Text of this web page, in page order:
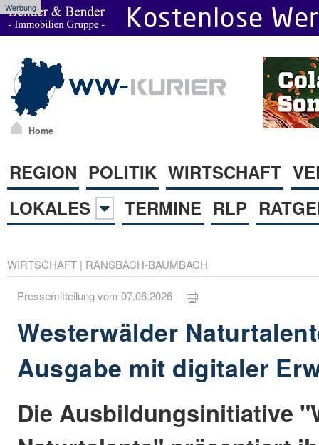
Werbung
Home
REGION POLITIK WIRTSCHAFT
LOKALES
TERMINE RLP
WIRTSCHAFT | RANSBACH-BAUMBACH
Pressemitteilung vom 07.06.2026
Westerwälder
Ausgabe mit digitaler
Die Ausbildungsinitiative